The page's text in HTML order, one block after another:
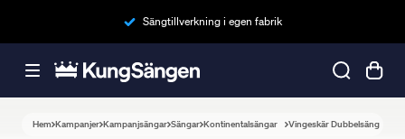
Sängtillverkning i egen fabrik
Hem Kampanjer Kampanjsängar Sängar Kontinentalsängar Vingeskär Dubbelsäng